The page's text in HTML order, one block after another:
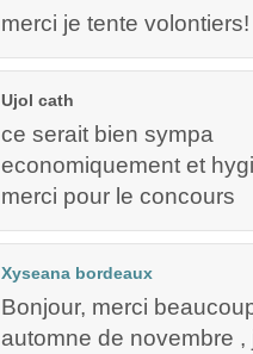
merci je tente volontiers!
Ujol cath
ce serait bien sympa
economiquement et
merci pour le concours
Xyseana bordeaux
Bonjour, merci
automne de novembre